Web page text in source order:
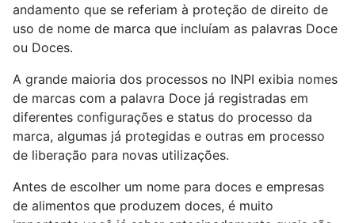
andamento que se referiam à proteção de direito de
uso de nome de marca que incluíam as palavras Doce
ou Doces.
A grande maioria dos processos no INPI exibia nomes
de marcas com a palavra Doce já registradas em
diferentes configurações e status do processo da
marca, algumas já protegidas e outras em processo
de liberação para novas utilizações.
Antes de escolher um nome para doces e empresas
de alimentos que produzem doces, é muito